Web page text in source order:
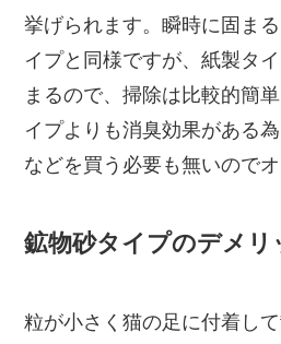
挙げられます。瞬時に固ま
イプと同様ですが、紙製タ
まるので、掃除は比較的簡
イプよりも消臭効果がある
などを買う必要も無いのでオ
鉱物砂タイプのデメリ
粒が小さく猫の足に付着し